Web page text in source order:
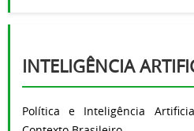
INTELIGÊNCIA
Política e Inteligência